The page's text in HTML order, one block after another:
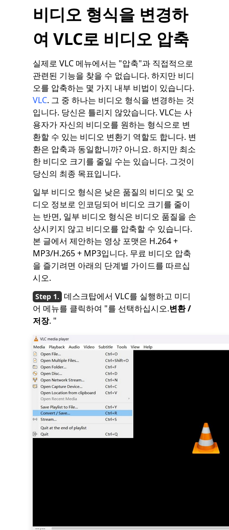
비디오 형식을 변경하
여 VLC로 비디오 압축
실제로 VLC 메뉴에서는 "압축"과 직접적으로
관련된 기능을 찾을 수 없습니다. 하지만 비디
오를 압축하는 몇 가지 내부 비법이 있습니다.
VLC. 그 중 하나는 비디오 형식을 변경하는 것
입니다. 당신은 틀리지 않았습니다. VLC는 사
용자가 자신의 비디오를 원하는 형식으로 변
환할 수 있는 비디오 변환기 역할도 합니다. 변
환은 압축과 동일합니까? 아니요. 하지만 최소
한 비디오 크기를 줄일 수는 있습니다. 그것이
당신의 최종 목표입니다.
일부 비디오 형식은 낮은 품질의 비디오 및 오
디오 정보로 인코딩되어 비디오 크기를 줄이
는 반면, 일부 비디오 형식은 비디오 품질을 손
상시키지 않고 비디오를 압축할 수 있습니다.
본 글에서 제안하는 영상 포맷은 H.264 +
MP3/H.265 + MP3입니다. 무료 비디오 압축
을 즐기려면 아래의 단계별 가이드를 따르십
시오.
데스크탑에서 VLC를 실행하고 미디
어 메뉴를 클릭하여 "를 선택하십시오.변환 /
저장. "